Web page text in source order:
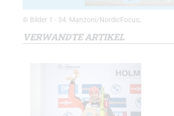
© Bilder 1 - 34: Manzoni/NordicFocus;
VERWANDTE ARTIKEL